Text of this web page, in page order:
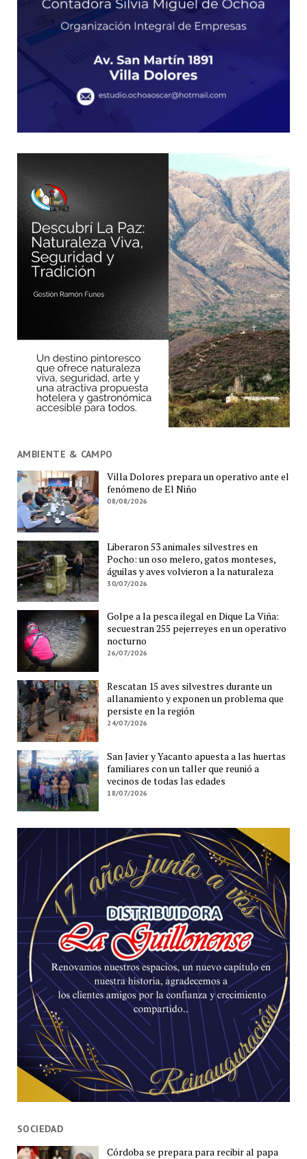
AMBIENTE & CAMPO
Villa Dolores prepara un operativo ante el
fenómeno de El Niño
08/08/2026
Liberaron 53 animales silvestres en
Pocho: un oso melero, gatos monteses,
águilas y aves volvieron a la naturaleza
30/07/2026
Golpe a la pesca ilegal en Dique La Viña:
secuestran 255 pejerreyes en un operativo
nocturno
26/07/2026
Rescatan 15 aves silvestres durante un
allanamiento y exponen un problema que
persiste en la región
24/07/2026
San Javier y Yacanto apuesta a las huertas
familiares con un taller que reunió a
vecinos de todas las edades
18/07/2026
SOCIEDAD
Córdoba se prepara para recibir al papa